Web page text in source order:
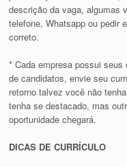
descrição da vaga, algumas
telefone, Whatsapp ou pedir
correto.
* Cada empresa possui
de candidatos, envie seu
retorno talvez você não
tenha se destacado, mas
oportunidade chegará.
DICAS DE CURRÍCULO